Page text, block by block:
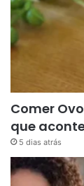
Comer
que
5 dias atrás